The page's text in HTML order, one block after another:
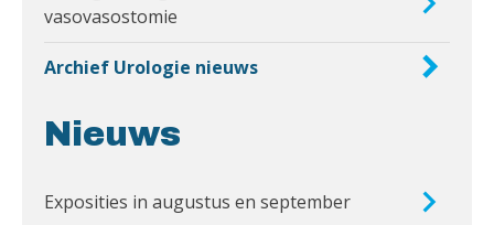
vasovasostomie
Archief Urologie nieuws
Nieuws
Exposities in augustus en september